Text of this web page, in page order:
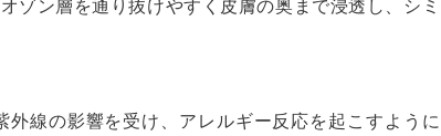
ゾン層を通り抜けやすく皮膚の奥まで浸透し、シミ
線の影響を受け、アレルギー反応を起こすように